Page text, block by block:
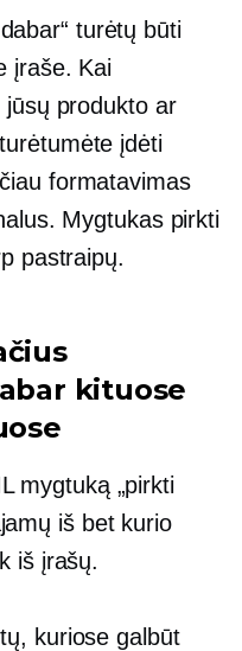
turėtų būti
įraše. Kai
produkto ar
įdėti
formatavimas
Mygtukas pirkti
pastraipų.
kituose
mygtuką „pirkti
iš bet kurio
iš įrašų.
kuriose galbūt